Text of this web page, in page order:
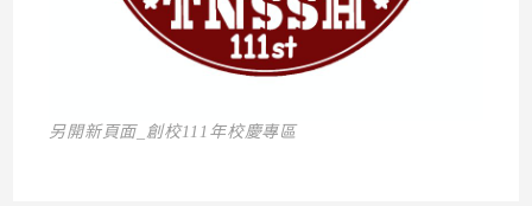
另開新頁面_創校111年校慶專區